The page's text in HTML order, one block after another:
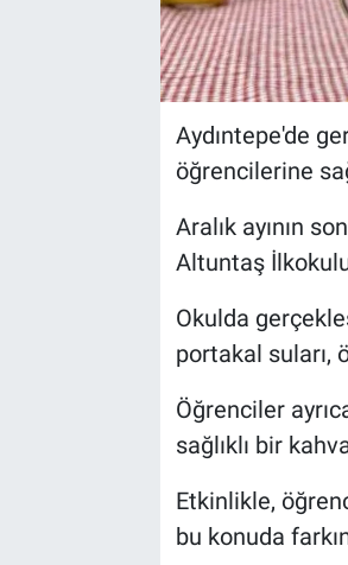
Aydıntepe'de
öğrencilerine
Aralık ayının
Altuntaş
Okulda
portakal suları,
Öğrenciler
sağlıklı bir
Etkinlikle,
bu konuda